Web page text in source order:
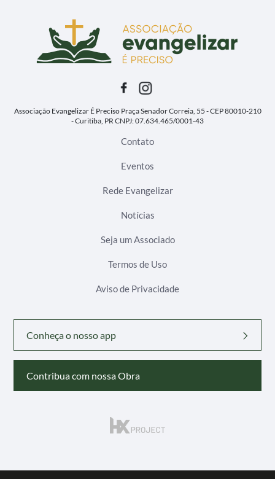
Associação Evangelizar É PrecisoPraça Senador Correia, 55 - CEP 80010-210
- Curitiba, PRCNPJ: 07.634.465/0001-43
Contato
Eventos
Rede Evangelizar
Notícias
Seja um Associado
Termos de Uso
Aviso de Privacidade
Conheça o nosso app
Contribua com nossa Obra